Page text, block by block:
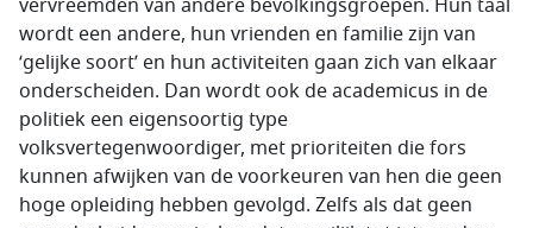
vervreemden van andere bevolkingsgroepen. Hun taal
wordt een andere, hun vrienden en familie zijn van
‘gelijke soort’ en hun activiteiten gaan zich van elkaar
onderscheiden. Dan wordt ook de academicus in de
politiek een eigensoortig type
volksvertegenwoordiger, met prioriteiten die fors
kunnen afwijken van de voorkeuren van hen die geen
hoge opleiding hebben gevolgd. Zelfs als dat geen